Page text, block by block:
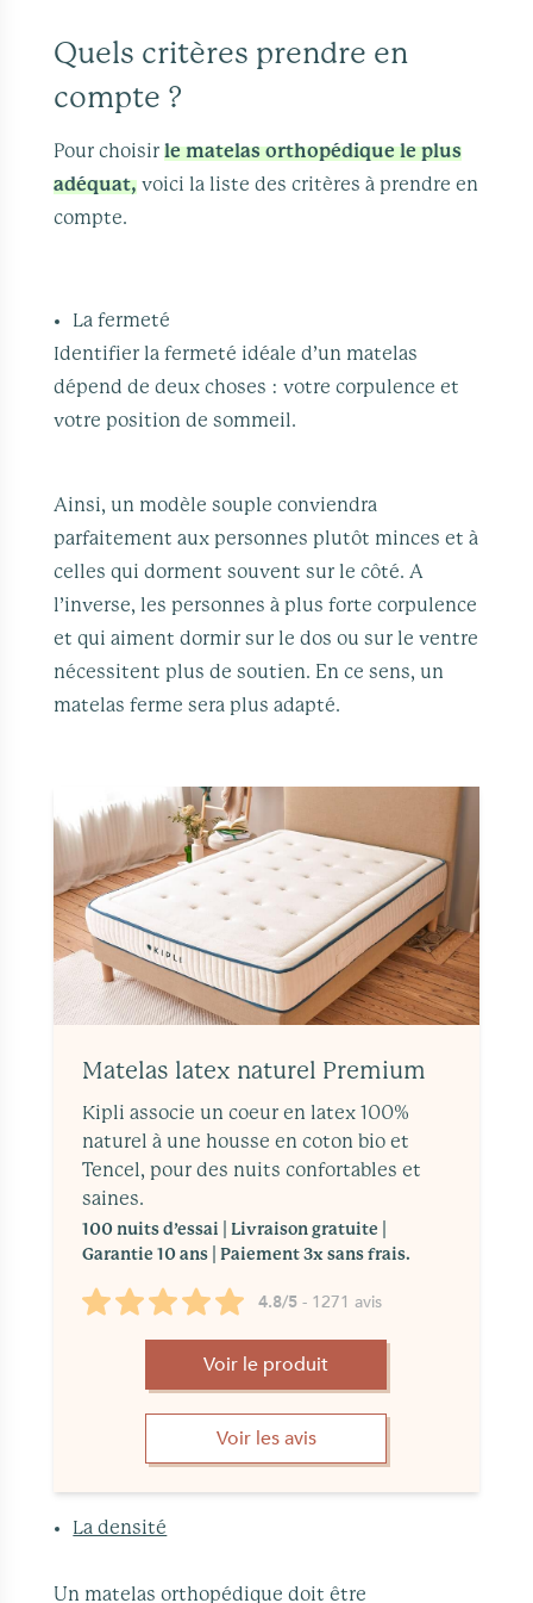
Quels critères prendre en
compte ?
Pour choisirle matelas orthopédique le plus
adéquat, voici la liste des critères à prendre en
compte.
La fermeté
Identifier la fermeté idéale d’un matelas
dépend de deux choses : votre corpulence et
votre position de sommeil.
Ainsi, un modèle souple conviendra
parfaitement aux personnes plutôt minces et à
celles qui dorment souvent sur le côté. A
l’inverse, les personnes à plus forte corpulence
et qui aiment dormir sur le dos ou sur le ventre
nécessitent plus de soutien. En ce sens, un
matelas ferme sera plus adapté.
Matelas latex naturel Premium
Kipli associe un coeur en latex 100%
naturel à une housse en coton bio et
Tencel, pour des nuits confortables et
saines.
100 nuits d’essai | Livraison gratuite |
Garantie 10 ans | Paiement 3x sans frais.
4.8/5 - 1271 avis
Voir le produit
Voir les avis
La densité
Un matelas orthopédique doit être